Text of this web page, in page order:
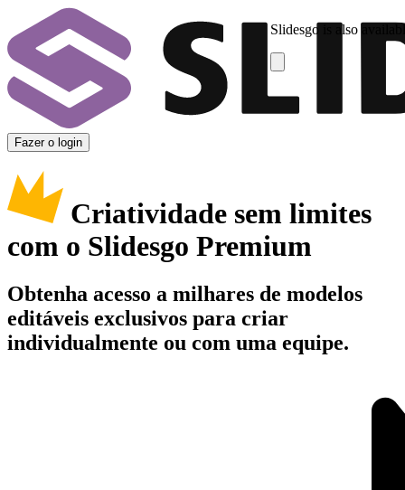
Slidesgo is also
Fazer o login
Criatividade sem limites
com o Slidesgo Premium
Obtenha acesso a milhares de modelos
editáveis exclusivos para criar
individualmente ou com uma equipe.